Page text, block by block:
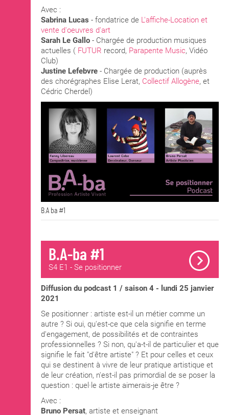
Avec :
Sabrina Lucas - fondatrice de L'affiche-Location et
vente d'oeuvres d'art
Sarah Le Gallo - Chargée de production musiques
actuelles ( FUTUR record, Parapente Music, Vidéo
Club)
Justine Lefebvre - Chargée de production (auprès
des chorégraphes Elise Lerat, Collectif Allogène, et
Cédric Cherdel)
B.A ba #1
B.A-ba #1
S4 E1 - Se positionner
Diffusion du podcast 1 / saison 4 - lundi 25 janvier
2021
Se positionner : artiste est-il un métier comme un
autre ? Si oui, qu'est-ce que cela signifie en terme
d'engagement, de possibilités et de contraintes
professionnelles ? Si non, qu'a-t-il de particulier et que
signifie le fait "d'être artiste" ? Et pour celles et ceux
qui se destinent à vivre de leur pratique artistique et
de leur création, n'est-il pas primordial de se poser la
question : quel·le artiste aimerais-je être ?
Avec :
Bruno Persat, artiste et enseignant